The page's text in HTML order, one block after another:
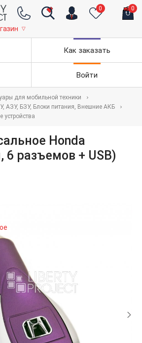
0 0
▽
Как заказать
Войти
для мобильной техники
АЗУ, БЗУ, Блоки питания, Внешние АКБ
Honda
разъемов + USB)